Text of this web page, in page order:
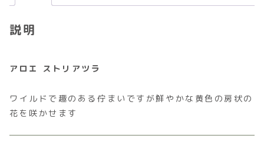
説明
アロエ ストリアツラ
ワイルドで趣のある佇まいですが鮮やかな黄色の房状の
花を咲かせます